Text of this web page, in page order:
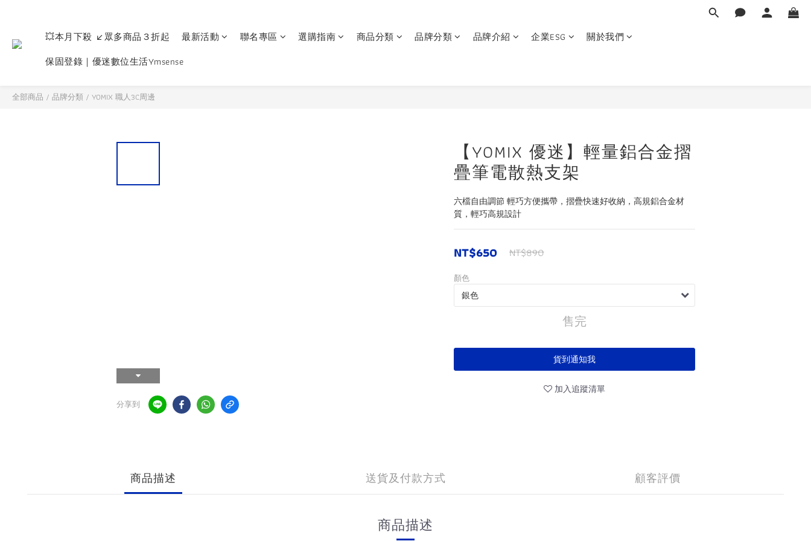
💥本月下殺 ↙眾多商品３折起 最新活動 聯名專區 選購指南 商品分類 品牌分類 品牌介紹 企業ESG
關於我們
保固登錄｜優迷數位生活Ymsense
全部商品 / 品牌分類 / YOMIX 職人3C周邊
分享到
【YOMIX 優迷】輕量鋁合金摺
疊筆電散熱支架
六檔自由調節 輕巧方便攜帶，摺疊快速好收納，高規鋁合金材
質，輕巧高規設計
NT$650 NT$890
顏色
售完
貨到通知我
加入追蹤清單
商品描述 送貨及付款方式 顧客評價
商品描述